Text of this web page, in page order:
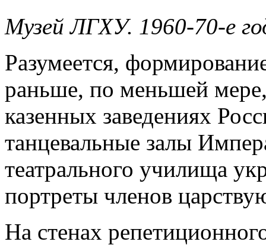
Музей ЛГХУ. 1960-70-е
Разумеется,
раньше, по меньшей
казенных заведениях
танцевальные залы
театрального училища
портреты членов
На стенах